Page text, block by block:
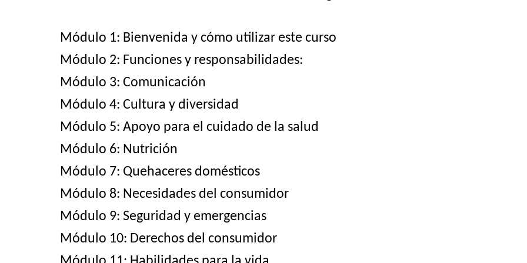
Módulo 1: Bienvenida y cómo utilizar este curso
Módulo 2: Funciones y responsabilidades:
Módulo 3: Comunicación
Módulo 4: Cultura y diversidad
Módulo 5: Apoyo para el cuidado de la salud
Módulo 6: Nutrición
Módulo 7: Quehaceres domésticos
Módulo 8: Necesidades del consumidor
Módulo 9: Seguridad y emergencias
Módulo 10: Derechos del consumidor